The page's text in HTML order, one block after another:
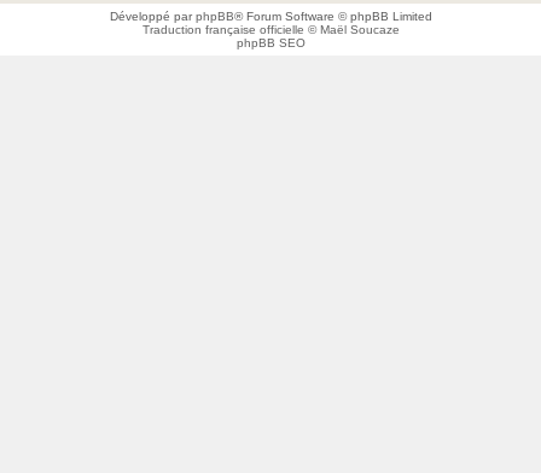
Développé parphpBB® Forum Software © phpBB Limited
Traduction française officielle ©Maël Soucaze
phpBB SEO